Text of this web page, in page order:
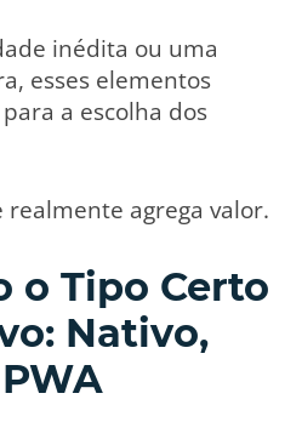
inédita ou uma
esses elementos
a escolha dos
realmente agrega valor.
o Tipo Certo
Nativo,